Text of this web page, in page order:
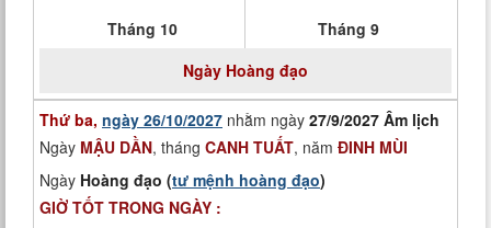
Tháng 10
Tháng 9
Ngày Hoàng đạo
Thứ ba, ngày 26/10/2027 nhằm ngày 27/9/2027 Âm lịch
Ngày MẬU DẦN, tháng CANH TUẤT, năm ĐINH MÙI
Ngày Hoàng đạo (tư mệnh hoàng đạo)
GIỜ TỐT TRONG NGÀY :